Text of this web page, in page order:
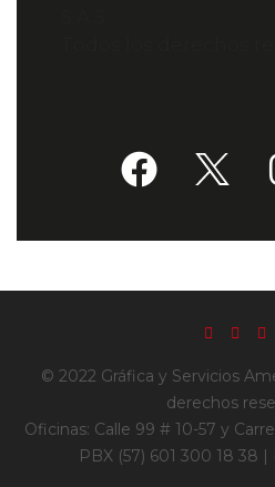
© 2022 Gráfica y Servicios
derechos
Oficinas: Calle 99 # 10-57 y
PBX (57) 601 300 18 38